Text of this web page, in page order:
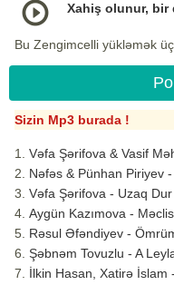
Xahiş olunur, bir
Bu Zengimcelli yükləmək
Sizin Mp3 burada !
Vəfa Şərifova & Vasif
Nəfəs & Pünhan Piriyev
Vəfa Şərifova - Uzaq Dur
Aygün Kazımova - Məclis
Rəsul Əfəndiyev -
Şəbnəm Tovuzlu - A
İlkin Hasan, Xatirə İslam